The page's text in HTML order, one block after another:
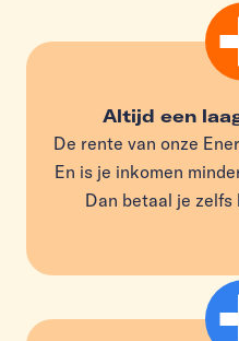
Altijd een
De rente van onze
En is je inkomen
Dan betaal je zelfs